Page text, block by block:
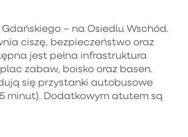
– na Osiedlu Wschód.
ciszę, bezpieczeństwo oraz
jest pełna infrastruktura
zabaw, boisko oraz basen.
się przystanki autobusowe
minut). Dodatkowym atutem są